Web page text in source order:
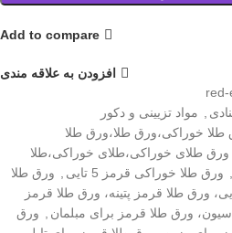
Add to compare
افزودن به علاقه مندی
مواد تزیینی و دکور
طلا خوراکی،ورق طلا،ورق طلا
طلای خوراکی،طلای خوراکی،طلا
ورق طلا خوراکی قرمز 5 تایی
ورق طلا
ورق طلا قرمز پتینه، ورق طلا قرمز
ورق طلا قرمز برای مبلمان
ورق